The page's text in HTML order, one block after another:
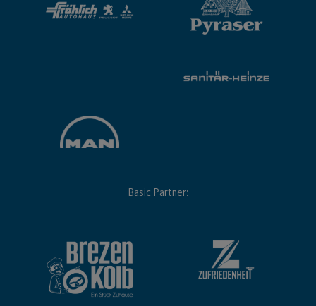
Basic Partner: